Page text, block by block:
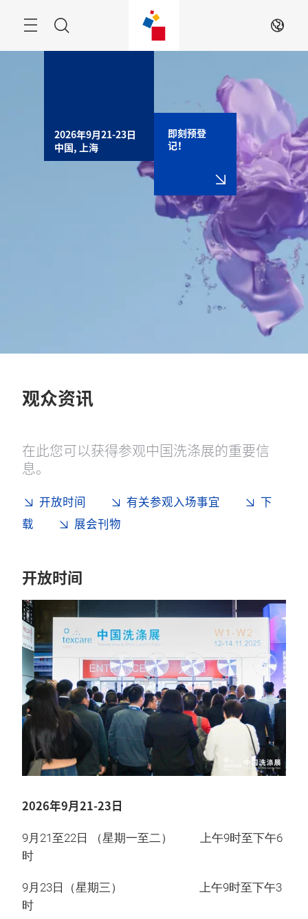
ZH
2026年9月21-23日
中国, 上海
即刻预登
记！
观众资讯
在此您可以获得参观中国洗涤展的重要信
息。
开放时间 有关参观入场事宜
下
载
展会刊物
开放时间
2026年9月21-23日
9月21至22日 （星期一至二） 上午9时至下午6
时
9月23日（星期三） 上午9时至下午3
时